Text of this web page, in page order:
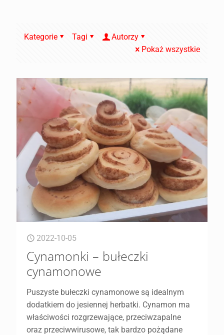
Kategorie Tagi
Autorzy
Pokaż wszystkie
2022-10-05
Cynamonki – bułeczki
cynamonowe
Puszyste bułeczki cynamonowe są idealnym
dodatkiem do jesiennej herbatki. Cynamon ma
właściwości rozgrzewające, przeciwzapalne
oraz przeciwwirusowe, tak bardzo pożądane